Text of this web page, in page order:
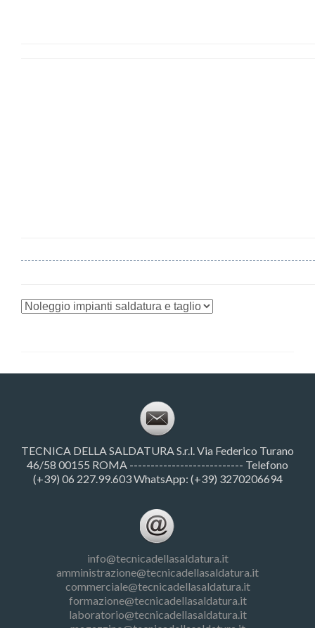
TECNICA DELLA SALDATURA S.r.l. Via Federico Turano
46/58 00155 ROMA --------------------------- Telefono
(+39) 06 227.99.603 WhatsApp: (+39) 3270206694
info@tecnicadellasaldatura.it
amministrazione@tecnicadellasaldatura.it
commerciale@tecnicadellasaldatura.it
formazione@tecnicadellasaldatura.it
laboratorio@tecnicadellasaldatura.it